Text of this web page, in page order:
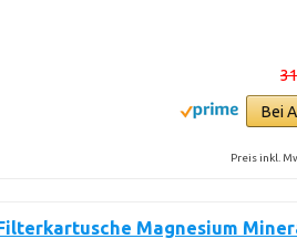
Bei
Preis inkl.
Magnesium